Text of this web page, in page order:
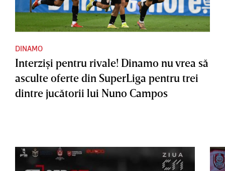
DINAMO
Interzişi pentru rivale! Dinamo nu vrea să
asculte oferte din SuperLiga pentru trei
dintre jucătorii lui Nuno Campos